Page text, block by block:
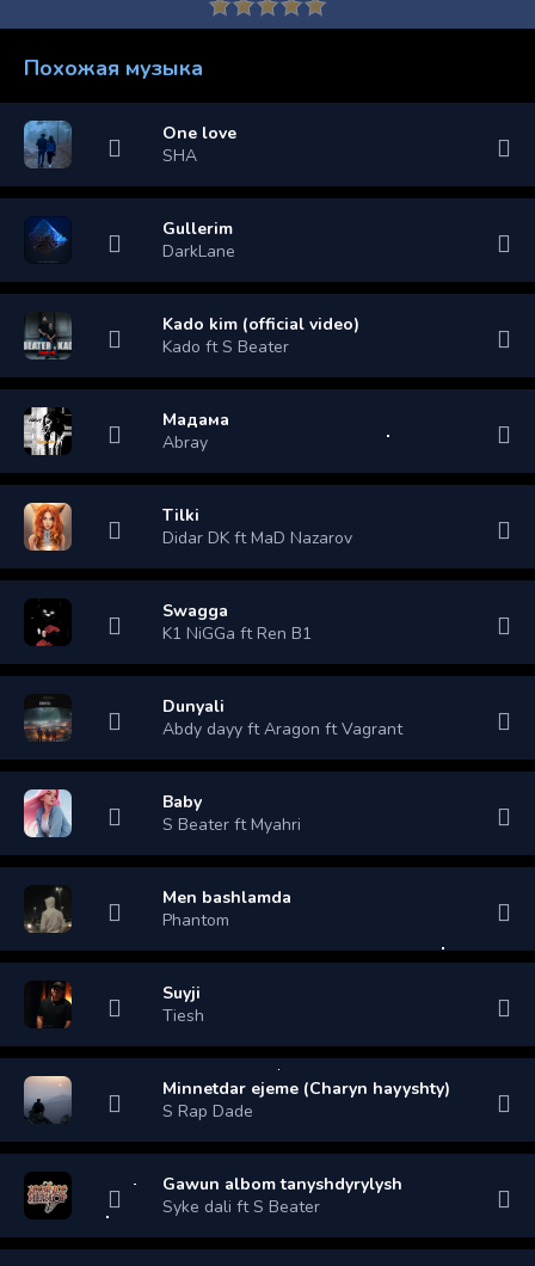
Похожая музыка
One love
SHA
Gullerim
DarkLane
Kado kim (official video)
Kado ft S Beater
Мадама
Abray
Tilki
Didar DK ft MaD Nazarov
Swagga
K1 NiGGa ft Ren B1
Dunyali
Abdy dayy ft Aragon ft Vagrant
Baby
S Beater ft Myahri
Men bashlamda
Phantom
Suyji
Tiesh
Minnetdar ejeme (Charyn hayyshty)
S Rap Dade
Gawun albom tanyshdyrylysh
Syke dali ft S Beater